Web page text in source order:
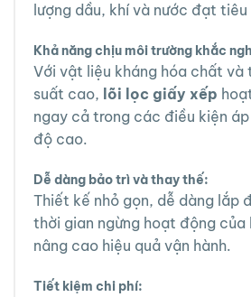
lượng dầu, khí và nước đạt
Khả năng chịu môi trường khắc
Với vật liệu kháng hóa chất và
suất cao, lõi lọc giấy xếp
ngay cả trong các điều kiện
độ cao.
Dễ dàng bảo trì và thay thế:
Thiết kế nhỏ gọn, dễ dàng lắp
thời gian ngừng hoạt động
nâng cao hiệu quả vận hành.
Tiết kiệm chi phí: